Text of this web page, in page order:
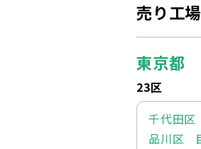
売り工
東京都
23区
千代田区
品川区